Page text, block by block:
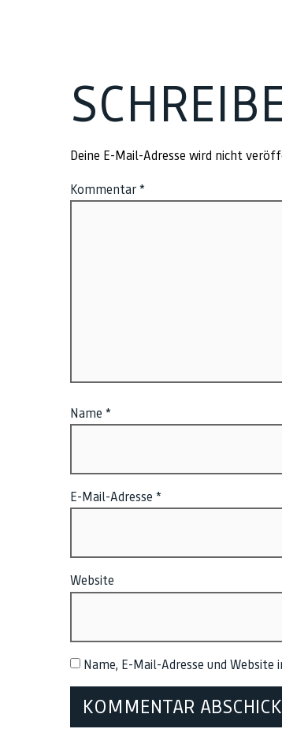
Deine E-Mail-Adresse wird nicht
Kommentar *
Name *
E-Mail-Adresse *
Website
Name, E-Mail-Adresse und